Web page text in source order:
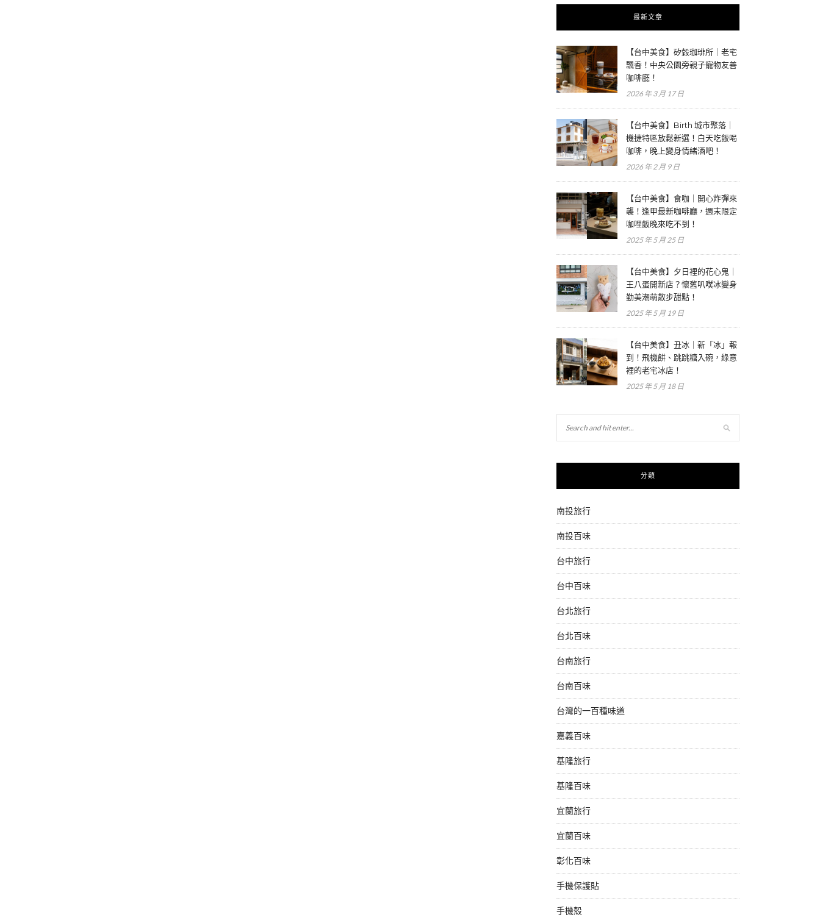
最新文章
【台中美食】矽穀珈琲所｜老宅
飄香！中央公園旁親子寵物友善
咖啡廳！
2026 年 3 月 17 日
【台中美食】Birth 城市聚落｜
機捷特區放鬆新選！白天吃飯喝
咖啡，晚上變身情緒酒吧！
2026 年 2 月 9 日
【台中美食】食咖｜開心炸彈來
襲！逢甲最新咖啡廳，週末限定
咖哩飯晚來吃不到！
2025 年 5 月 25 日
【台中美食】夕日裡的花心鬼｜
王八蛋開新店？懷舊叭噗冰變身
勤美潮萌散步甜點！
2025 年 5 月 19 日
【台中美食】丑冰｜新「冰」報
到！飛機餅、跳跳糖入碗，綠意
裡的老宅冰店！
2025 年 5 月 18 日
分類
南投旅行
南投百味
台中旅行
台中百味
台北旅行
台北百味
台南旅行
台南百味
台灣的一百種味道
嘉義百味
基隆旅行
基隆百味
宜蘭旅行
宜蘭百味
彰化百味
手機保護貼
手機殼